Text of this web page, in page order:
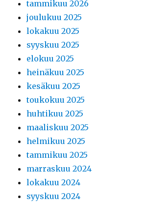
tammikuu 2026
joulukuu 2025
lokakuu 2025
syyskuu 2025
elokuu 2025
heinäkuu 2025
kesäkuu 2025
toukokuu 2025
huhtikuu 2025
maaliskuu 2025
helmikuu 2025
tammikuu 2025
marraskuu 2024
lokakuu 2024
syyskuu 2024